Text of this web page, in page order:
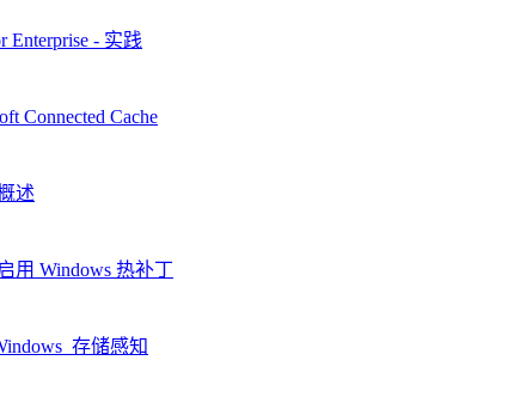
Enterprise - 实践
Connected Cache
述
用 Windows 热补丁
存储感知